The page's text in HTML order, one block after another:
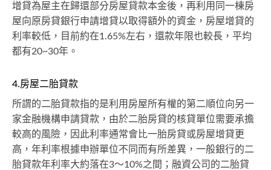
增貸為屋主在歸還部分房屋貸款本金後，再利用同一棟房
屋向原房貸銀行申請增貸以取得額外的資金，房屋增貸的
利率較低，目前約在1.65%左右，還款年限也較長，平均
都有20~30年。
4.房屋二胎貸款
所謂的二胎貸款指的是利用房屋所有權的第二順位向另一
家金融機構申請貸款，由於二胎房貸的核貸單位需要承擔
較高的風險，因此利率通常會比一胎房貸或房屋增貸更
高，年利率根據申辦單位不同而有所差異，一般銀行的二
胎貸款年利率大約落在3～10%之間；融資公司的二胎貸